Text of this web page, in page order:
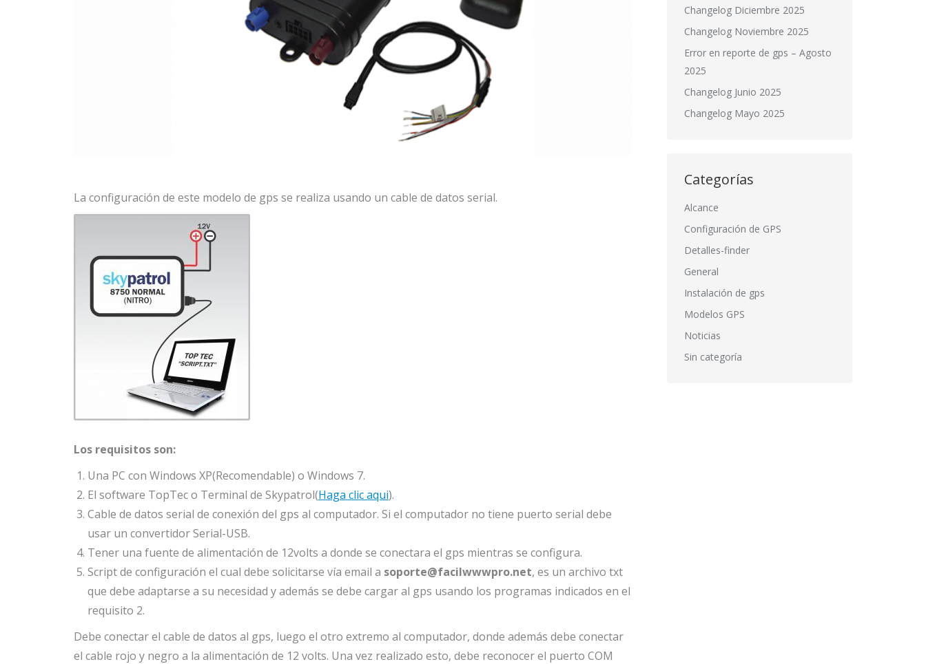
La configuración de este modelo de gps se realiza usando un cable de datos serial.
Los requisitos son:
Una PC con Windows XP(Recomendable) o Windows 7.
El software TopTec o Terminal de Skypatrol(Haga clic aqui).
Cable de datos serial de conexión del gps al computador. Si el computador no tiene puerto serial debe
usar un convertidor Serial-USB.
Tener una fuente de alimentación de 12volts a donde se conectara el gps mientras se configura.
Script de configuración el cual debe solicitarse vía email a soporte@facilwwwpro.net, es un archivo txt
que debe adaptarse a su necesidad y además se debe cargar al gps usando los programas indicados en el
requisito 2.
Debe conectar el cable de datos al gps, luego el otro extremo al computador, donde además debe conectar
el cable rojo y negro a la alimentación de 12 volts. Una vez realizado esto, debe reconocer el puerto COM
Changelog Diciembre 2025
Changelog Noviembre 2025
Error en reporte de gps – Agosto
2025
Changelog Junio 2025
Changelog Mayo 2025
Categorías
Alcance
Configuración de GPS
Detalles-finder
General
Instalación de gps
Modelos GPS
Noticias
Sin categoría